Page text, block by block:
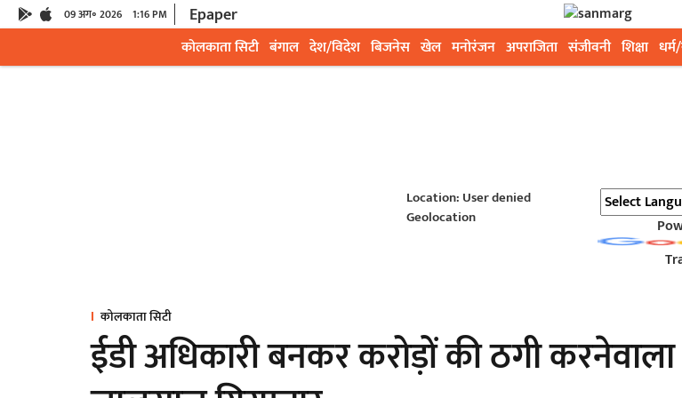
09 अग॰ 2026 1:16 PM Epaper
कोलकाता सिटी बंगाल देश/विदेश बिजनेस खेल मनोरंजन अपराजिता संजीवनी शिक्षा
Location: User denied
Geolocation
कोलकाता सिटी
ईडी अधिकारी बनकर करोड़ों की ठगी करनेवाला